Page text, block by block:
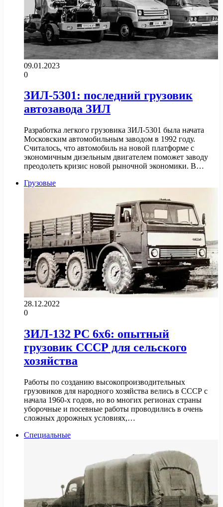
09.01.2023
0
ЗИЛ-5301: последний грузовик
автозавода ЗИЛ
Разработка легкого грузовика ЗИЛ-5301 была начата
Московским автомобильным заводом в 1992 году.
Считалось, что автомобиль на новой платформе с
экономичным дизельным двигателем поможет заводу
преодолеть кризис новой рыночной экономики. В…
Грузовые
28.12.2022
0
ЗИЛ-132 РС 6х6: опытный
грузовик СССР для сельского
хозяйства
Работы по созданию высокопроизводительных
грузовиков для народного хозяйства велись в СССР с
начала 1960-х годов, но во многих регионах страны
уборочные и посевные работы проводились в очень
сложных дорожных условиях,…
Специальные